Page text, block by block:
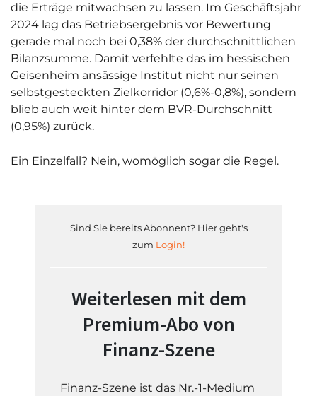
die Erträge mitwachsen zu lassen. Im Geschäftsjahr
2024 lag das Betriebsergebnis vor Bewertung
gerade mal noch bei 0,38% der durchschnittlichen
Bilanzsumme. Damit verfehlte das im hessischen
Geisenheim ansässige Institut nicht nur seinen
selbstgesteckten Zielkorridor (0,6%-0,8%), sondern
blieb auch weit hinter dem BVR-Durchschnitt
(0,95%) zurück.
Ein Einzelfall? Nein, womöglich sogar die Regel.
Sind Sie bereits Abonnent? Hier geht's
zum Login!
Weiterlesen mit dem
Premium-Abo von
Finanz-Szene
Finanz-Szene ist das Nr.-1-Medium